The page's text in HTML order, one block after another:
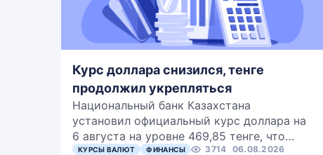
Курс доллара снизился, тенге
продолжил укрепляться
Национальный банк Казахстана
установил официальный курс доллара на
6 августа на уровне 469,85 тенге, что…
КУРСЫ ВАЛЮТ ФИНАНСЫ 3714 06.08.2026